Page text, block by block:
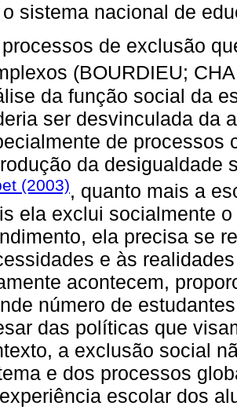
o sistema nacional de
de exclusão
(BOURDIEU;
da função social da
ser desvinculada da
de processos
da desigualdade
(2003), quanto mais a
ela exclui socialmente
ela precisa se
e às
acontecem,
número de
das políticas que
a exclusão social
e dos processos
escolar dos